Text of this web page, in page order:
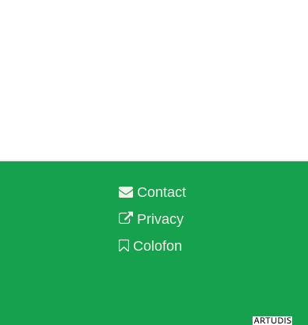
Contact
Privacy
Colofon